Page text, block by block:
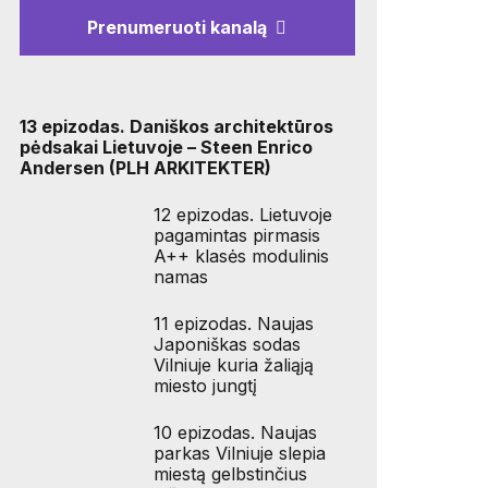
Prenumeruoti kanalą
13 epizodas. Daniškos architektūros
pėdsakai Lietuvoje – Steen Enrico
Andersen (PLH ARKITEKTER)
12 epizodas. Lietuvoje
pagamintas pirmasis
A++ klasės modulinis
namas
11 epizodas. Naujas
Japoniškas sodas
Vilniuje kuria žaliąją
miesto jungtį
10 epizodas. Naujas
parkas Vilniuje slepia
miestą gelbstinčius